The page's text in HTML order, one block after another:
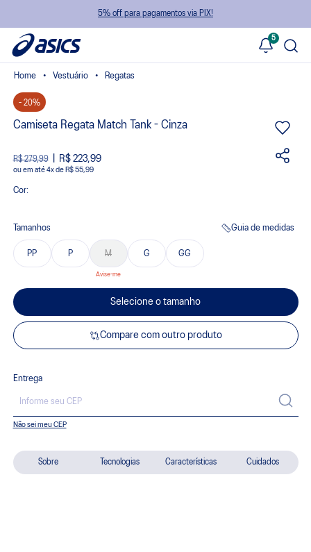
5% off para pagamentos via PIX!
5
Sobre Tecnologias Características Cuidados
Vestuário Regatas
- 20%
Camiseta Regata Match Tank - Cinza
R$ 279,99 R$ 223,99
ou 4xde R$ 55,99
Cor:
Tamanhos Guia de medidas
PP P M G GG
Selecione o tamanho
Compare com outro produto
Entrega
Não sei meu CEP